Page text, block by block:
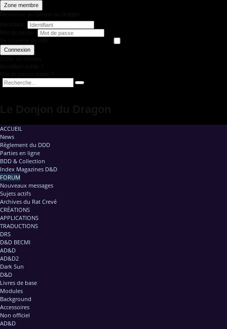
Zone membre
Connexion
ACCUEIL
News
Règlement du DDD
Parties en ligne
BDD & Collection
Index Magazines D&D
FORUM
Nouveaux messages
Sujets actifs
Archives du Rat Crevé
CRÉATIONS
APPLICATIONS
TRADUCTIONS
DRS
D&D BECMI
AD&D
AD&D2
Dark Sun
D&D
Livres de base
Modules
Background
Accessoires
Non officiel
AD&D